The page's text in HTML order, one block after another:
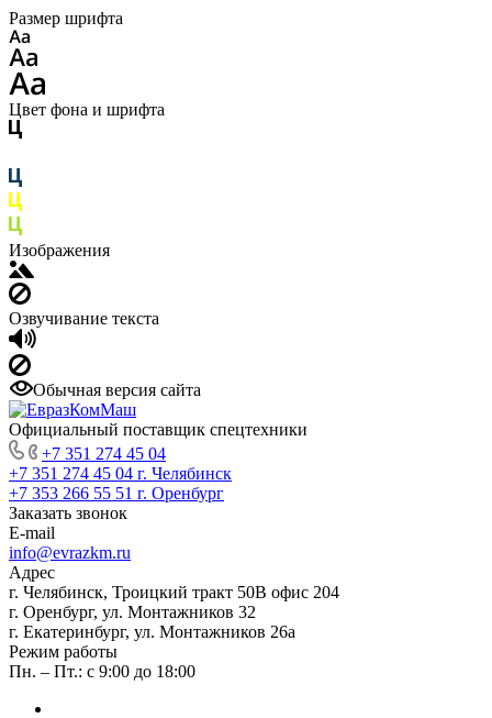
Размер шрифта
Цвет фона и шрифта
Изображения
Озвучивание текста
Обычная версия сайта
Официальный поставщик спецтехники
+7 351 274 45 04
+7 351 274 45 04 г. Челябинск
+7 353 266 55 51 г. Оренбург
Заказать звонок
E-mail
info@evrazkm.ru
Адрес
г. Челябинск, Троицкий тракт 50В офис 204
г. Оренбург, ул. Монтажников 32
г. Екатеринбург, ул. Монтажников 26а
Режим работы
Пн. – Пт.: с 9:00 до 18:00